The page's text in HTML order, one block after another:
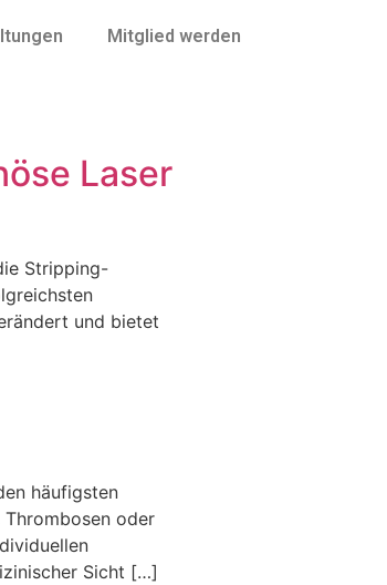
Mitglied werden
Laser
Stripping-
und bietet
häufigsten
oder
Sicht […]